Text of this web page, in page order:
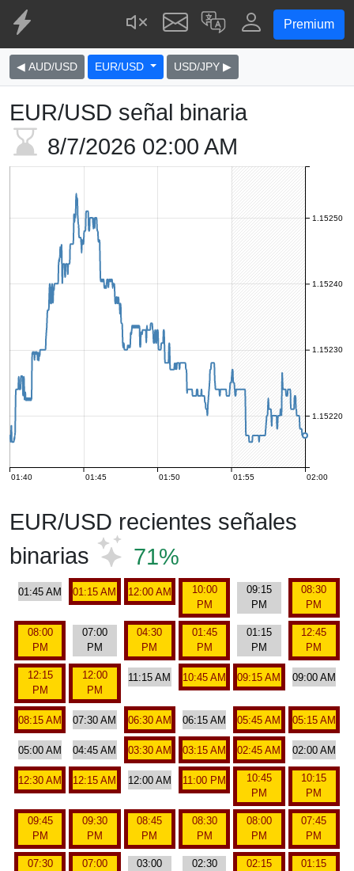
Premium
◀ AUD/USD EUR/USD USD/JPY ▶
EUR/USD señal binaria
8/7/2026 02:00 AM
01:40 01:45 01:50 01:55 02:00
1.15220
1.15230
1.15240
1.15250
EUR/USD recientes señales
binarias
71%
01:45 AM 01:15 AM 12:00 AM
10:00
PM
09:15
PM
08:30
PM
08:00
PM
07:00
PM
04:30
PM
01:45
PM
01:15
PM
12:45
PM
12:15
PM
12:00
PM
11:15 AM 10:45 AM 09:15 AM 09:00 AM
08:15 AM 07:30 AM 06:30 AM 06:15 AM 05:45 AM 05:15 AM
05:00 AM 04:45 AM 03:30 AM 03:15 AM 02:45 AM 02:00 AM
12:30 AM 12:15 AM 12:00 AM 11:00 PM
10:45
PM
10:15
PM
09:45
PM
09:30
PM
08:45
PM
08:30
PM
08:00
PM
07:45
PM
07:30
07:00
03:00
02:30
02:15
01:15